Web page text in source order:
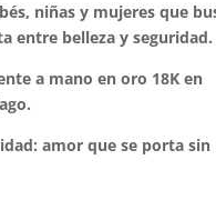
niñas y mujeres que
entre belleza y seguridad.
a mano en oro 18K en
amor que se porta sin